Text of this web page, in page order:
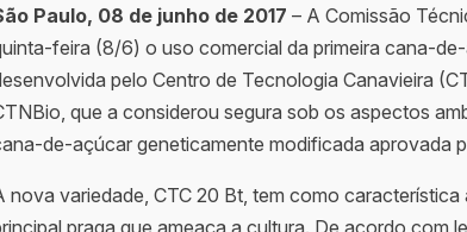
Paulo, 08 de junho de 2017 – A Comissão
feira (8/6) o uso comercial da primeira cana-
pelo Centro de Tecnologia Canavieira
que a considerou segura sob os aspectos
de-açúcar geneticamente modificada aprovada
nova variedade, CTC 20 Bt, tem como
praga que ameaça a cultura. De acordo com